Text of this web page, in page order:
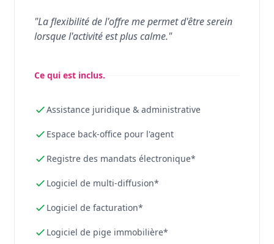
"La flexibilité de l'offre me permet d'être serein
lorsque l'activité est plus calme."
Ce qui est inclus.
Assistance juridique & administrative
Espace back-office pour l'agent
Registre des mandats électronique*
Logiciel de multi-diffusion*
Logiciel de facturation*
Logiciel de pige immobilière*